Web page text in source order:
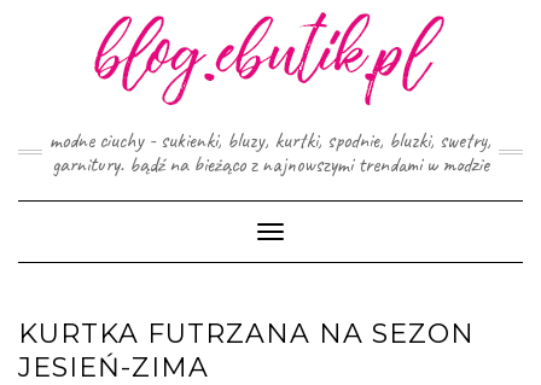
modne ciuchy - sukienki, bluzy, kurtki, spodnie, bluzki, swetry,
garnitury. bądź na bieżąco z najnowszymi trendami w modzie
Toggle
Navigation
KURTKA FUTRZANA NA SEZON
JESIEŃ-ZIMA